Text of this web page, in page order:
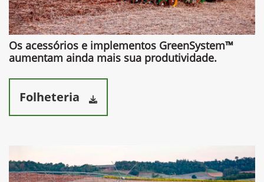
Os acessórios e implementos GreenSystem™
aumentam ainda mais sua produtividade.​
Folheteria